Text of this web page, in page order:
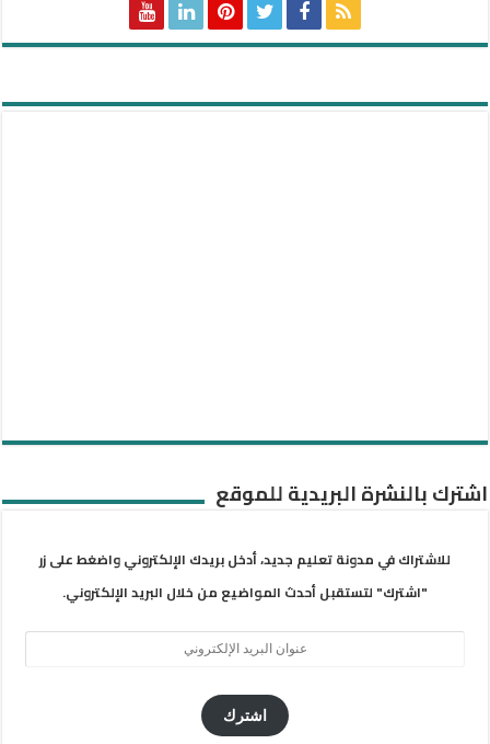
اشترك بالنشرة البريدية للموقع
للاشتراك في مدونة تعليم جديد، أدخل بريدك الإلكتروني واضغط على زر
"اشترك" لتستقبل أحدث المواضيع من خلال البريد الإلكتروني.
اشترك